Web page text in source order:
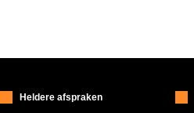
Heldere afspraken